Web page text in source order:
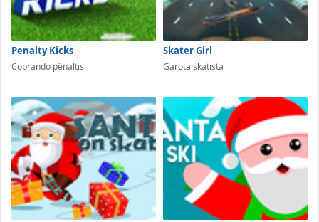
Penalty Kicks
Cobrando pênaltis
Skater Girl
Garota skatista